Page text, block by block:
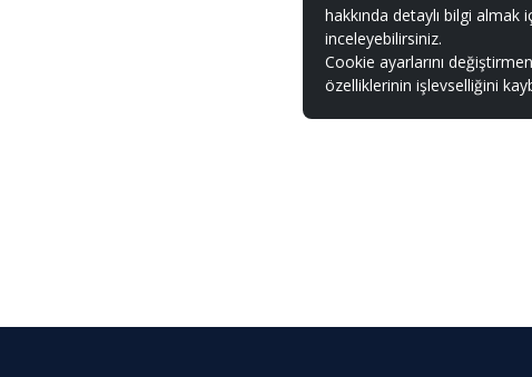
hakkında detaylı bilgi almak
inceleyebilirsiniz.
Cookie ayarlarını
özelliklerinin işlevselliğini